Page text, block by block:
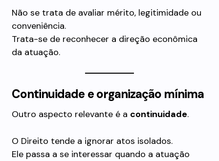
Não se trata de avaliar mérito, legitimidade ou
conveniência.
Trata-se de reconhecer a direção econômica
da atuação.
Continuidade e organização mínima
Outro aspecto relevante é a continuidade.
O Direito tende a ignorar atos isolados.
Ele passa a se interessar quando a atuação